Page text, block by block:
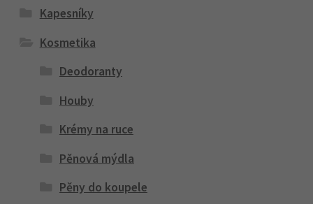
Kapesníky
Kosmetika
Deodoranty
Houby
Krémy na ruce
Pěnová mýdla
Pěny do koupele